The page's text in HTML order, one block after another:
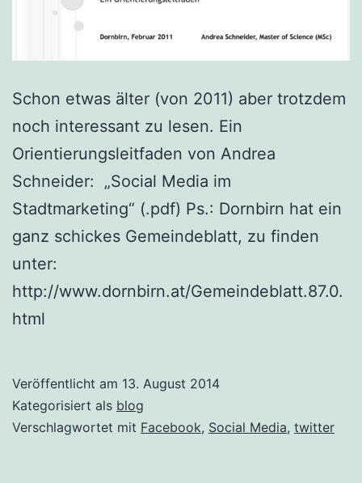
Schon etwas älter (von 2011) aber trotzdem
noch interessant zu lesen. Ein
Orientierungsleitfaden von Andrea
Schneider: „Social Media im
Stadtmarketing“ (.pdf) Ps.: Dornbirn hat ein
ganz schickes Gemeindeblatt, zu finden
unter:
http://www.dornbirn.at/Gemeindeblatt.87.0.
html
Veröffentlicht am 13. August 2014
Kategorisiert als blog
Verschlagwortet mit Facebook, Social Media, twitter